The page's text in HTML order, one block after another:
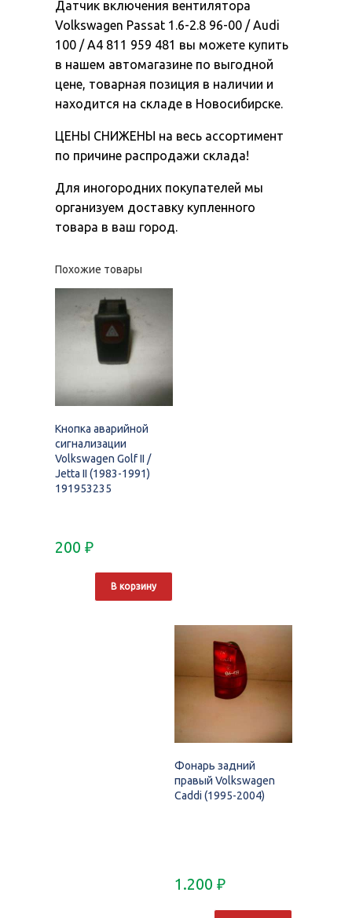
Датчик включения вентилятора
Volkswagen Passat 1.6-2.8 96-00 / Audi
100 / A4 811 959 481 вы можете купить
в нашем автомагазине по выгодной
цене, товарная позиция в наличии и
находится на складе в Новосибирске.
ЦЕНЫ СНИЖЕНЫ на весь ассортимент
по причине распродажи склада!
Для иногородних покупателей мы
организуем доставку купленного
товара в ваш город.
Похожие товары
Кнопка аварийной
сигнализации
Volkswagen Golf II /
Jetta II (1983-1991)
191953235
200 ₽
В корзину
Фонарь задний
правый Volkswagen
Caddi (1995-2004)
1.200 ₽